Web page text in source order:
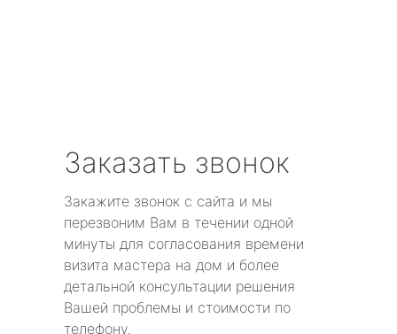
Заказать звонок
Закажите звонок с сайта и мы
перезвоним Вам в течении одной
минуты для согласования времени
визита мастера на дом и более
детальной консультации решения
Вашей проблемы и стоимости по
телефону.